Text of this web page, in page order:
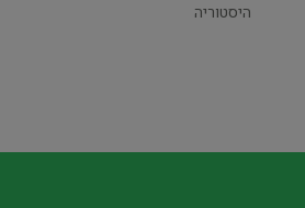
היסטוריה